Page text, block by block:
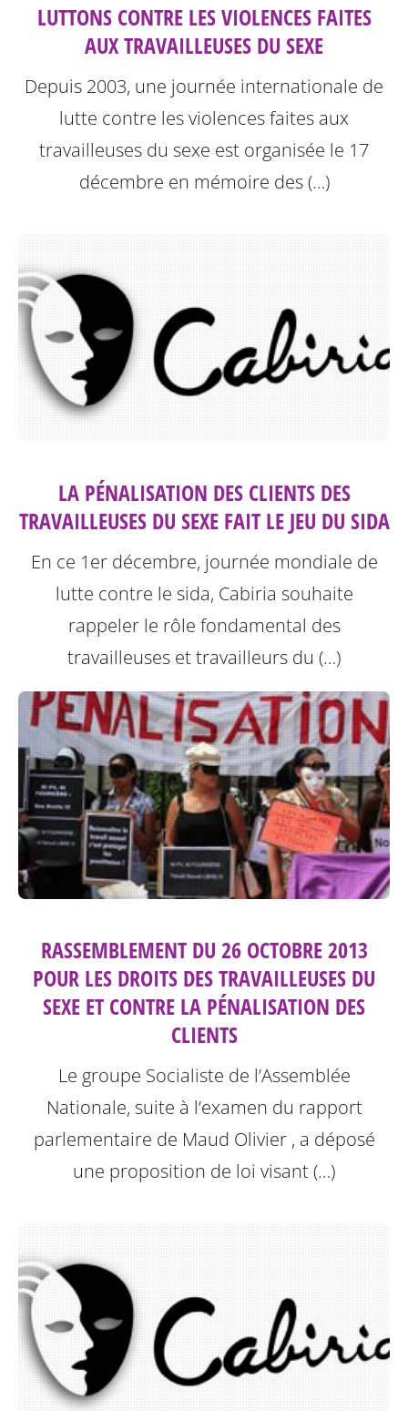
LUTTONS CONTRE LES VIOLENCES FAITES
AUX TRAVAILLEUSES DU SEXE
Depuis 2003, une journée internationale de
lutte contre les violences faites aux
travailleuses du sexe est organisée le 17
décembre en mémoire des (…)
LA PÉNALISATION DES CLIENTS DES
TRAVAILLEUSES DU SEXE FAIT LE JEU DU SIDA
En ce 1er décembre, journée mondiale de
lutte contre le sida, Cabiria souhaite
rappeler le rôle fondamental des
travailleuses et travailleurs du (…)
RASSEMBLEMENT DU 26 OCTOBRE 2013
POUR LES DROITS DES TRAVAILLEUSES DU
SEXE ET CONTRE LA PÉNALISATION DES
CLIENTS
Le groupe Socialiste de l’Assemblée
Nationale, suite à l’examen du rapport
parlementaire de Maud Olivier , a déposé
une proposition de loi visant (…)